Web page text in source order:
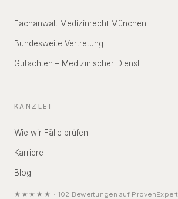
Fachanwalt Medizinrecht München
Bundesweite Vertretung
Gutachten – Medizinischer Dienst
KANZLEI
Wie wir Fälle prüfen
Karriere
Blog
★★★★★ · 102 Bewertungen auf ProvenExpert